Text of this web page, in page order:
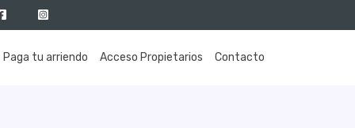
Paga tu arriendo Acceso Propietarios Contacto